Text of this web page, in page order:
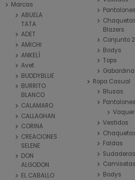
Marcas
ABUELA
TATA
ADET
AMICHI
ANKELÍ
Avet
BUDDYBLUE
BURRITO
BLANCO
CALAMARO
CALLAGHAN
CORINA
CREACIONES
SELENE
DON
ALGODON
EL CABALLO
Pantalones
Blazers
Conjunto
Bodys
Tops
Gabardina
Ropa Casual
Blusas
Pantalones
Vestidos
Faldas
Sudaderas
Camisetas
Bodys